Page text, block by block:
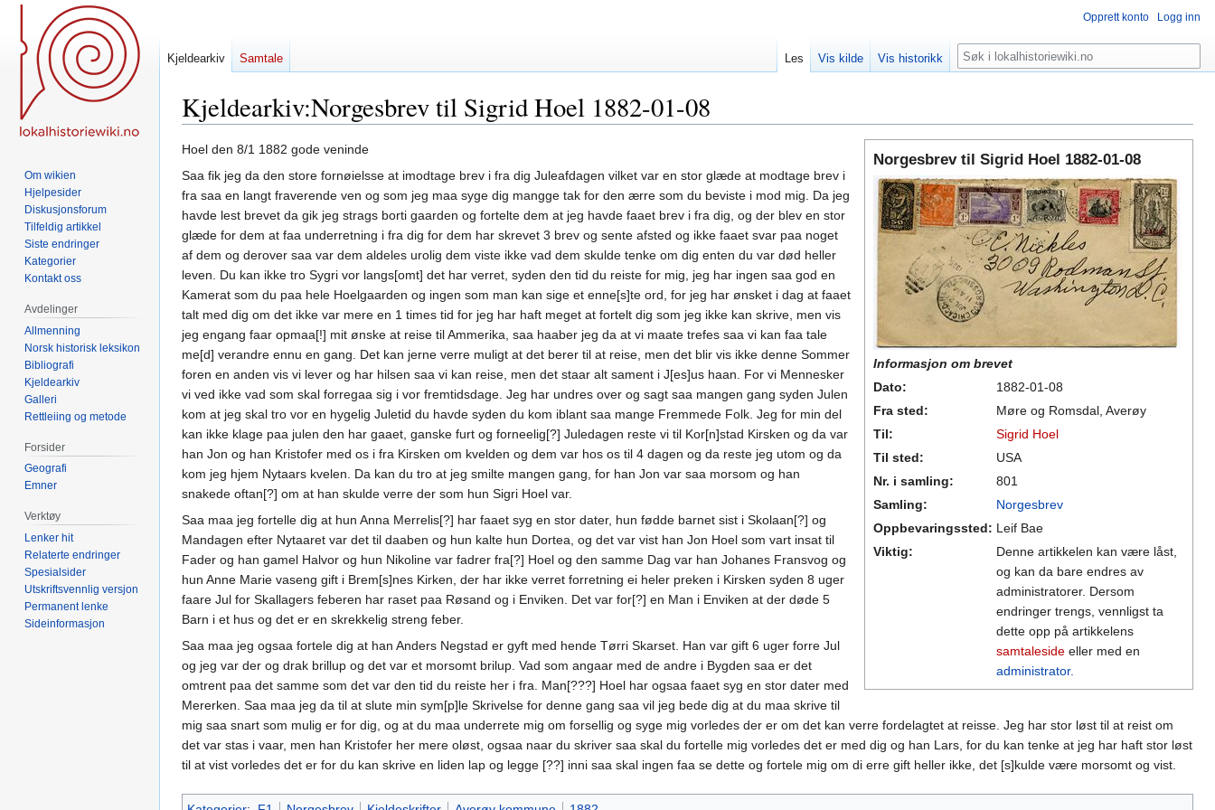
Kjeldearkiv:Norgesbrev til Sigrid Hoel 1882-01-08
Hopp
til
navigering
Hopp
til
søk
Norgesbrev til Sigrid Hoel 1882-01-08
Informasjon om brevet
Dato:
1882-01-08
Fra sted:
Møre og Romsdal, Averøy
Til:
Sigrid Hoel
Til sted:
USA
Nr. i samling:
801
Samling:
Norgesbrev
Oppbevaringssted: Leif Bae
Viktig:
Denne artikkelen kan være låst,
og kan da bare endres av
administratorer. Dersom
endringer trengs, vennligst ta
dette opp på artikkelens
samtaleside eller med en
administrator.
Hoel den 8/1 1882 gode veninde
Saa fik jeg da den store fornøielsse at imodtage brev i fra dig Juleafdagen vilket var en stor glæde at modtage brev i
fra saa en langt fraverende ven og som jeg maa syge dig mangge tak for den ærre som du beviste i mod mig. Da jeg
havde lest brevet da gik jeg strags borti gaarden og fortelte dem at jeg havde faaet brev i fra dig, og der blev en stor
glæde for dem at faa underretning i fra dig for dem har skrevet 3 brev og sente afsted og ikke faaet svar paa noget
af dem og derover saa var dem aldeles urolig dem viste ikke vad dem skulde tenke om dig enten du var død heller
leven. Du kan ikke tro Sygri vor langs[omt] det har verret, syden den tid du reiste for mig, jeg har ingen saa god en
Kamerat som du paa hele Hoelgaarden og ingen som man kan sige et enne[s]te ord, for jeg har ønsket i dag at faaet
talt med dig om det ikke var mere en 1 times tid for jeg har haft meget at fortelt dig som jeg ikke kan skrive, men vis
jeg engang faar opmaa[!] mit ønske at reise til Ammerika, saa haaber jeg da at vi maate trefes saa vi kan faa tale
me[d] verandre ennu en gang. Det kan jerne verre muligt at det berer til at reise, men det blir vis ikke denne Sommer
foren en anden vis vi lever og har hilsen saa vi kan reise, men det staar alt sament i J[es]us haan. For vi Mennesker
vi ved ikke vad som skal forregaa sig i vor fremtidsdage. Jeg har undres over og sagt saa mangen gang syden Julen
kom at jeg skal tro vor en hygelig Juletid du havde syden du kom iblant saa mange Fremmede Folk. Jeg for min del
kan ikke klage paa julen den har gaaet, ganske furt og forneelig[?] Juledagen reste vi til Kor[n]stad Kirsken og da var
han Jon og han Kristofer med os i fra Kirsken om kvelden og dem var hos os til 4 dagen og da reste jeg utom og da
kom jeg hjem Nytaars kvelen. Da kan du tro at jeg smilte mangen gang, for han Jon var saa morsom og han
snakede oftan[?] om at han skulde verre der som hun Sigri Hoel var.
Saa maa jeg fortelle dig at hun Anna Merrelis[?] har faaet syg en stor dater, hun fødde barnet sist i Skolaan[?] og
Mandagen efter Nytaaret var det til daaben og hun kalte hun Dortea, og det var vist han Jon Hoel som vart insat til
Fader og han gamel Halvor og hun Nikoline var fadrer fra[?] Hoel og den samme Dag var han Johanes Fransvog og
hun Anne Marie vaseng gift i Brem[s]nes Kirken, der har ikke verret forretning ei heler preken i Kirsken syden 8 uger
faare Jul for Skallagers feberen har raset paa Røsand og i Enviken. Det var for[?] en Man i Enviken at der døde 5
Barn i et hus og det er en skrekkelig streng feber.
Saa maa jeg ogsaa fortele dig at han Anders Negstad er gyft med hende Tørri Skarset. Han var gift 6 uger forre Jul
og jeg var der og drak brillup og det var et morsomt brilup. Vad som angaar med de andre i Bygden saa er det
omtrent paa det samme som det var den tid du reiste her i fra. Man[???] Hoel har ogsaa faaet syg en stor dater med
Mererken. Saa maa jeg da til at slute min sym[p]le Skrivelse for denne gang saa vil jeg bede dig at du maa skrive til
mig saa snart som mulig er for dig, og at du maa underrete mig om forsellig og syge mig vorledes der er om det kan verre fordelagtet at reisse. Jeg har stor løst til at reist om
det var stas i vaar, men han Kristofer her mere oløst, ogsaa naar du skriver saa skal du fortelle mig vorledes det er med dig og han Lars, for du kan tenke at jeg har haft stor løst
til at vist vorledes det er for du kan skrive en liden lap og legge [??] inni saa skal ingen faa se dette og fortele mig om di erre gift heller ikke, det [s]kulde være morsomt og vist.
Opprett konto Logg inn
Kjeldearkiv Samtale Les Vis kilde Vis historikk Søk
Om wikien
Hjelpesider
Diskusjonsforum
Tilfeldig artikkel
Siste endringer
Kategorier
Kontakt oss
Avdelinger
Allmenning
Norsk historisk leksikon
Bibliografi
Kjeldearkiv
Galleri
Rettleiing og metode
Forsider
Geografi
Emner
Verktøy
Lenker hit
Relaterte endringer
Spesialsider
Utskriftsvennlig versjon
Permanent lenke
Sideinformasjon